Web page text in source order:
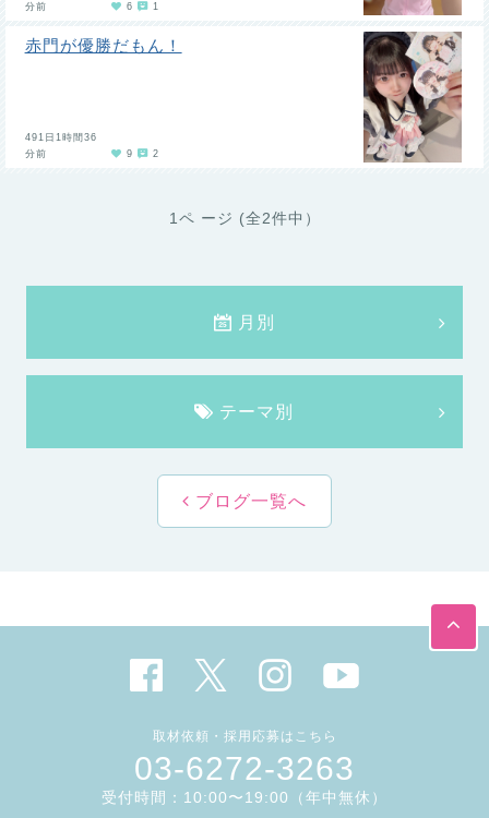
分前
6 1
赤門が優勝だもん！
491日1時間36
分前
9 2
1ペ ージ (全2件中）
月別
テーマ別
ブログ一覧へ
取材依頼・採用応募はこちら
03-6272-3263
受付時間：10:00〜19:00（年中無休）